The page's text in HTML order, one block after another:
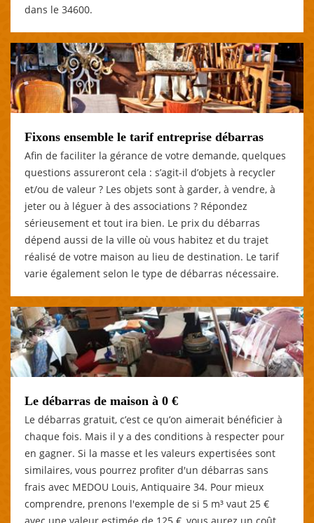
dans le 34600.
Fixons ensemble le tarif entreprise débarras
Afin de faciliter la gérance de votre demande, quelques
questions assureront cela : s’agit-il d’objets à recycler
et/ou de valeur ? Les objets sont à garder, à vendre, à
jeter ou à léguer à des associations ? Répondez
sérieusement et tout ira bien. Le prix du débarras
dépend aussi de la ville où vous habitez et du trajet
réalisé de votre maison au lieu de destination. Le tarif
varie également selon le type de débarras nécessaire.
Le débarras de maison à 0 €
Le débarras gratuit, c’est ce qu’on aimerait bénéficier à
chaque fois. Mais il y a des conditions à respecter pour
en gagner. Si la masse et les valeurs expertisées sont
similaires, vous pourrez profiter d'un débarras sans
frais avec MEDOU Louis, Antiquaire 34. Pour mieux
comprendre, prenons l'exemple de si 5 m³ vaut 25 €
avec une valeur estimée de 125 €, vous aurez un coût